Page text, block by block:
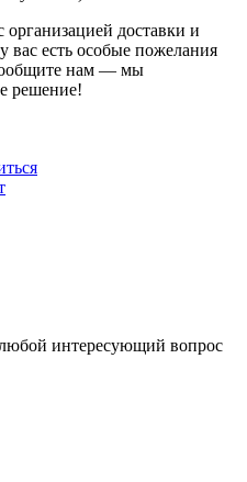
доставки и
вас есть особые пожелания
нам — мы
решение!
интересующий вопрос